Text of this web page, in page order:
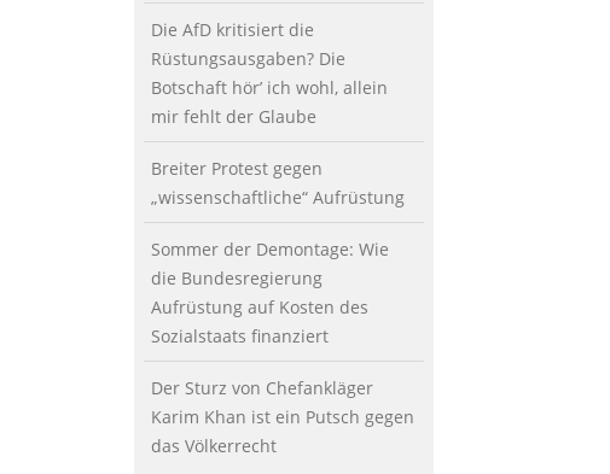
Die AfD kritisiert die
Rüstungsausgaben? Die
Botschaft hör’ ich wohl, allein
mir fehlt der Glaube
Breiter Protest gegen
„wissenschaftliche“ Aufrüstung
Sommer der Demontage: Wie
die Bundesregierung
Aufrüstung auf Kosten des
Sozialstaats finanziert
Der Sturz von Chefankläger
Karim Khan ist ein Putsch gegen
das Völkerrecht